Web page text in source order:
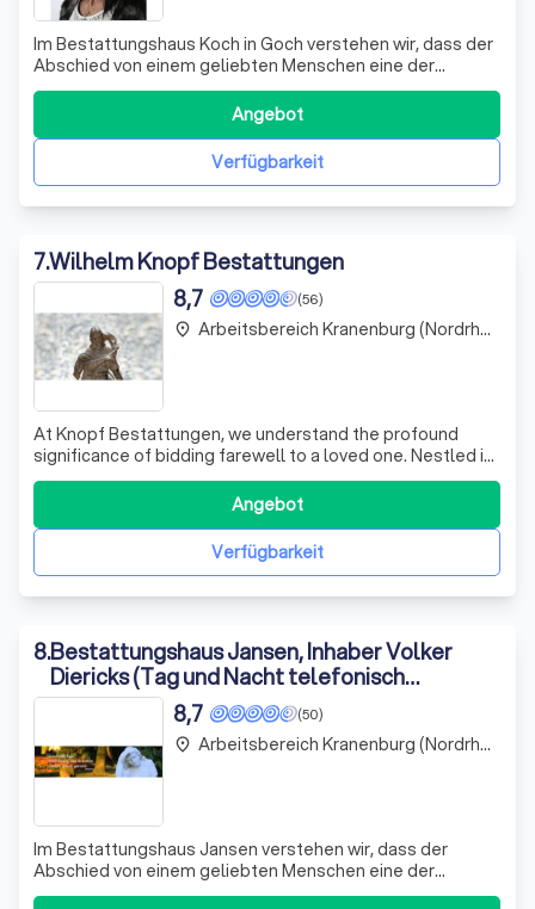
Im Bestattungshaus Koch in Goch verstehen wir, dass der
Abschied von einem geliebten Menschen eine der
schwersten Erfahrungen im Leben darstellt. Deshalb
setzen wir alles daran, diesen Weg für Sie so würdevoll
und persönlich wie möglich zu gestalten. Wir sind mehr als
nur ein Bestattungsunternehmen;
Verfügbarkeit
Angebot
7.Wilhelm Knopf Bestattungen
(56)
8,7
At Knopf Bestattungen, we understand the profound
significance of bidding farewell to a loved one. Nestled in
the heart of Voerde, our funeral home offers a sanctuary
of peace and reflection, allowing families to honor their
loved ones in a manner that truly resonates with their
Verfügbarkeit
Angebot
place Arbeitsbereich Kranenburg (Nordrhein-Westfalen)
8.Bestattungshaus Jansen, Inhaber Volker
Diericks (Tag und Nacht telefonisch
erreichbar)
(50)
8,7
Im Bestattungshaus Jansen verstehen wir, dass der
Abschied von einem geliebten Menschen eine der
schwersten Zeiten im Leben darstellt. Seit fast fünf
place Arbeitsbereich Kranenburg (Nordrhein-Westfalen)